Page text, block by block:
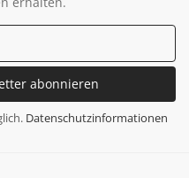
abonnieren
Datenschutzinformationen